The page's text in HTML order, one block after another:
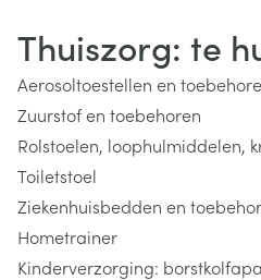
Thuiszorg: te
Aerosoltoestellen en
Zuurstof en toebehoren
Rolstoelen, loophulmiddelen,
Toiletstoel
Ziekenhuisbedden en
Hometrainer
Kinderverzorging: